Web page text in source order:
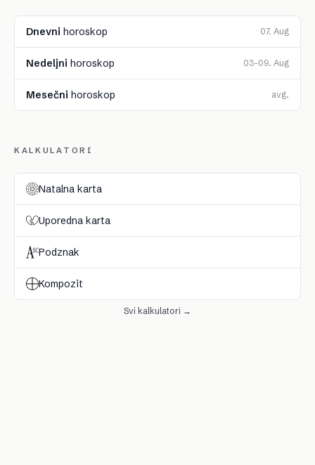
Dnevni horoskop 07. Aug
Nedeljni horoskop 03–09. Aug
Mesečni horoskop avg.
KALKULATORI
Natalna karta
Uporedna karta
Podznak
Kompozit
Svi kalkulatori →